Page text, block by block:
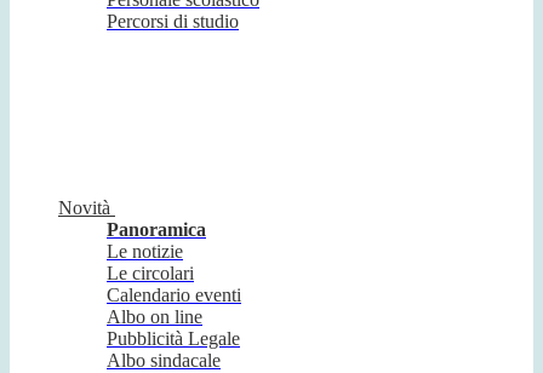
Percorsi di studio
Novità
Panoramica
Le notizie
Le circolari
Calendario eventi
Albo on line
Pubblicità Legale
Albo sindacale